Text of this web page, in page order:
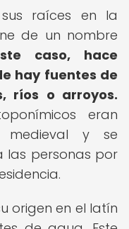
raíces en la
de un nombre
caso, hace
hay fuentes de
ríos o arroyos.
eran
y se
las personas por
origen en el latín